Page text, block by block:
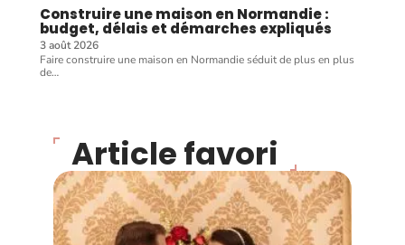
Construire une maison en Normandie :
budget, délais et démarches expliqués
3 août 2026
Faire construire une maison en Normandie séduit de plus en plus
de…
Article favori